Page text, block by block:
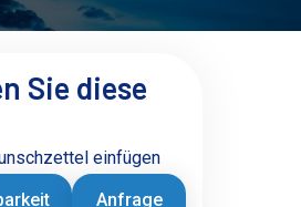
Sie diese
einfügen
Anfrage